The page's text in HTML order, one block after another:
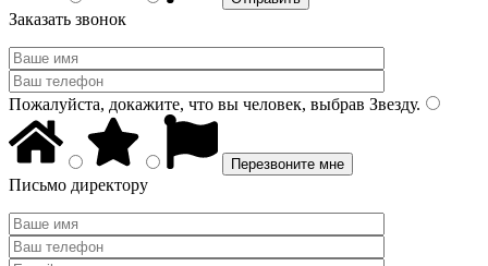
Заказать звонок
Пожалуйста, докажите, что вы человек, выбрав Звезду.
Письмо директору